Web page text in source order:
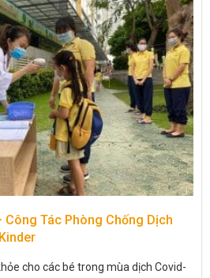
Công Tác Phòng Chống Dịch
cho các bé trong mùa dịch Covid-